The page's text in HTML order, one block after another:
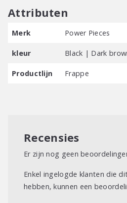
Attributen
Merk Power Pieces
kleur Black | Dark
Productlijn Frappe
Recensies
Er zijn nog geen
Enkel ingelogde klanten die
hebben, kunnen een